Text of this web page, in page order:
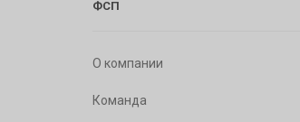
ФСП
О компании
Команда